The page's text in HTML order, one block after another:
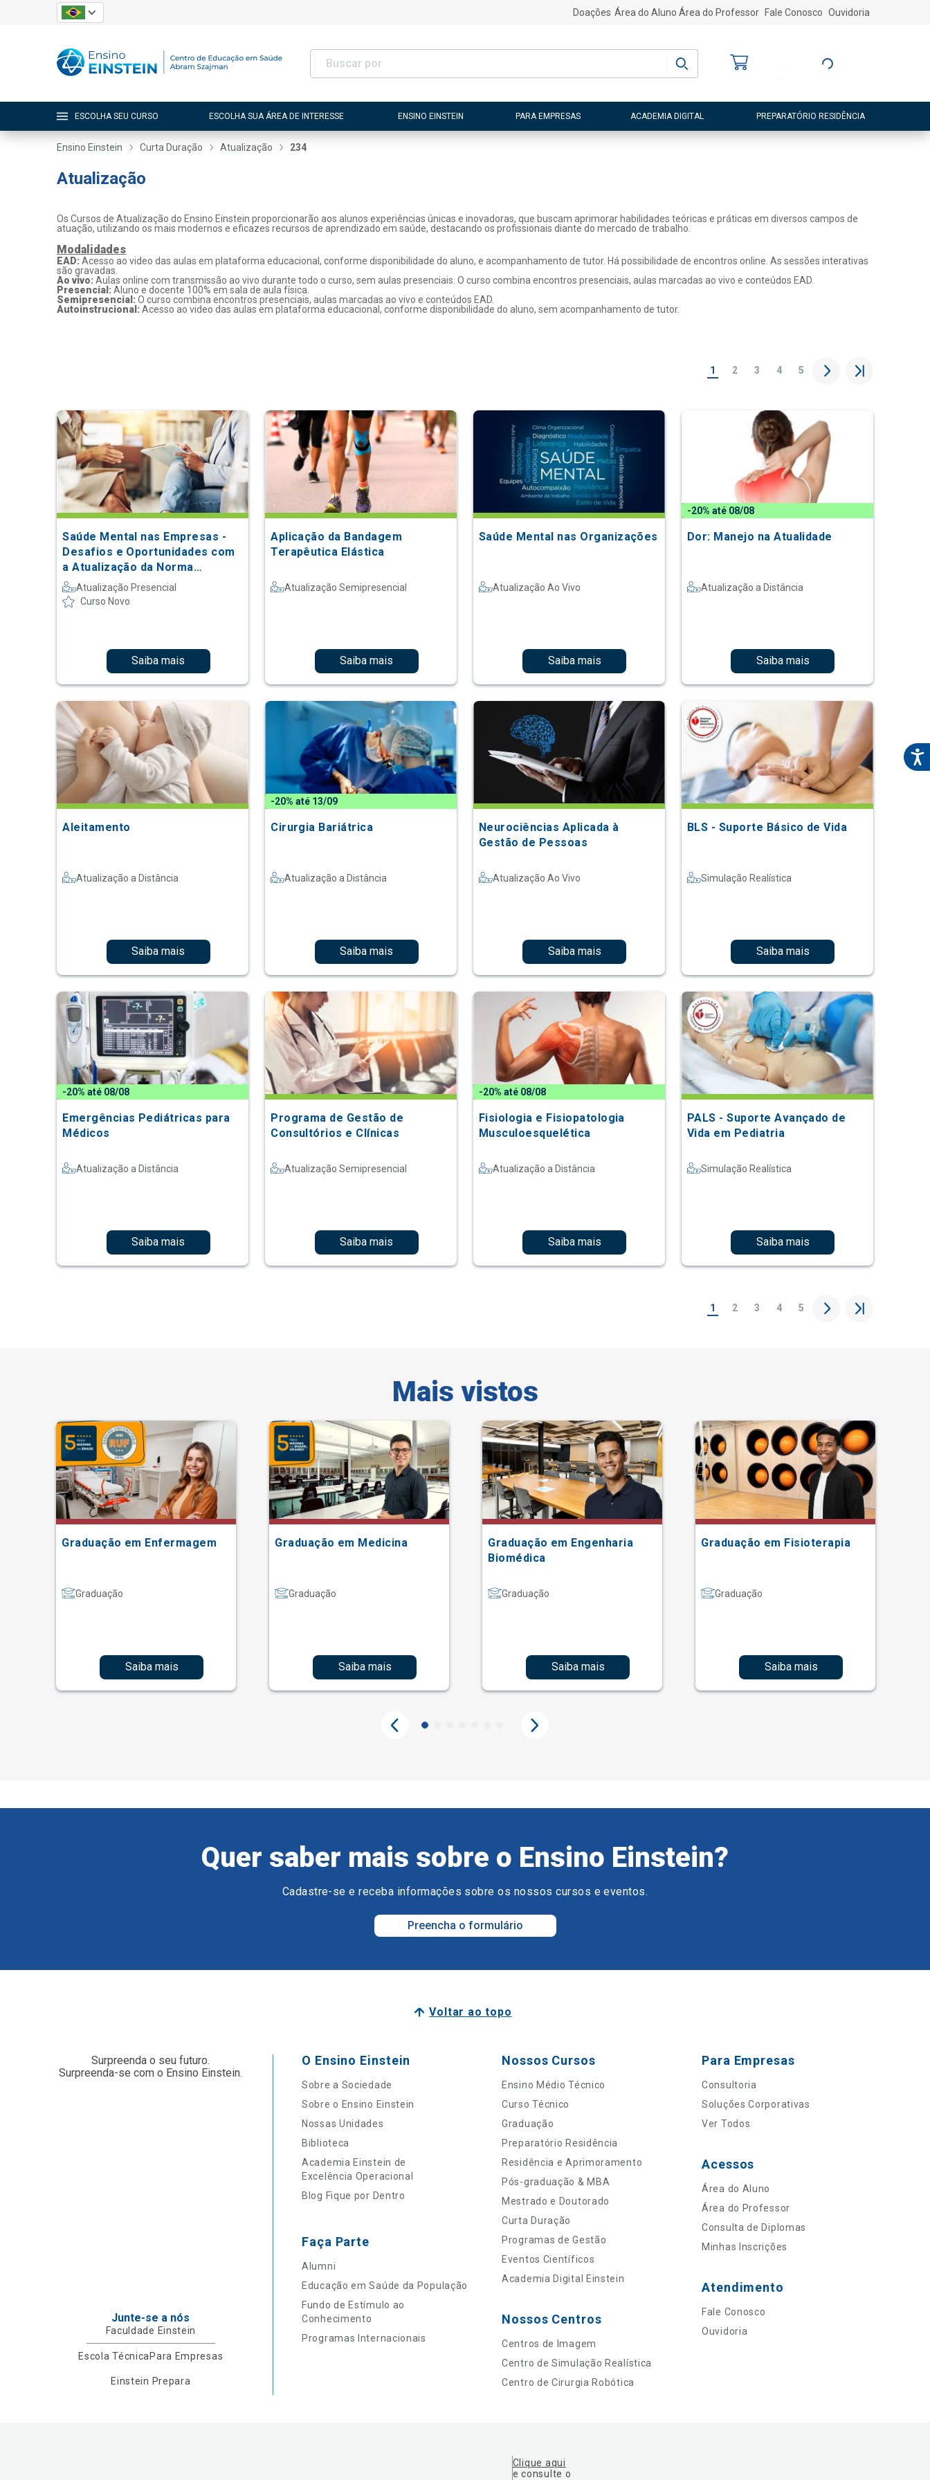
Doações Área do Aluno Área do Professor Fale Conosco Ouvidoria
Entre ou Cadastre-
ESCOLHA SEU CURSO ESCOLHA SUA ÁREA DE INTERESSE ENSINO EINSTEIN PARA EMPRESAS ACADEMIA DIGITAL PREPARATÓRIO RESIDÊNCIA
Ensino Einstein Curta Duração Atualização 234
Atualização
Os Cursos de Atualização do Ensino Einstein proporcionarão aos alunos experiências únicas e inovadoras, que buscam aprimorar habilidades teóricas e práticas em diversos campos de
atuação, utilizando os mais modernos e eficazes recursos de aprendizado em saúde, destacando os profissionais diante do mercado de trabalho.
Modalidades
EAD:Acesso ao video das aulas em plataforma educacional, conforme disponibilidade do aluno, e acompanhamento de tutor. Há possibilidade de encontros online. As sessões interativas
são gravadas.
Ao vivo: Aulas online com transmissão ao vivo durante todo o curso, sem aulas presenciais. O curso combina encontros presenciais, aulas marcadas ao vivo e conteúdos EAD.
Presencial:Aluno e docente 100% em sala de aula física.
Semipresencial:O curso combina encontros presenciais, aulas marcadas ao vivo e conteúdos EAD.
Autoinstrucional:Acesso ao video das aulas em plataforma educacional, conforme disponibilidade do aluno, sem acompanhamento de tutor.
1 2 3 4 5
Saúde Mental nas Empresas -
Desafios e Oportunidades com
a Atualização da Norma
Regulamentadora 1: da Teoria à
Prática
Atualização Presencial
Curso Novo
Saiba mais
Aplicação da Bandagem
Terapêutica Elástica
Atualização Semipresencial
Saiba mais
Saúde Mental nas Organizações
Atualização Ao Vivo
Saiba mais
-20% até 08/08
Dor: Manejo na Atualidade
Atualização a Distância
Saiba mais
Aleitamento
Atualização a Distância
Saiba mais
-20% até 13/09
Cirurgia Bariátrica
Atualização a Distância
Saiba mais
Neurociências Aplicada à
Gestão de Pessoas
Atualização Ao Vivo
Saiba mais
BLS - Suporte Básico de Vida
Simulação Realística
Saiba mais
-20% até 08/08
Emergências Pediátricas para
Médicos
Atualização a Distância
Saiba mais
Programa de Gestão de
Consultórios e Clínicas
Atualização Semipresencial
Saiba mais
-20% até 08/08
Fisiologia e Fisiopatologia
Musculoesquelética
Atualização a Distância
Saiba mais
PALS - Suporte Avançado de
Vida em Pediatria
Simulação Realística
Saiba mais
1 2 3 4 5
Mais vistos
Graduação em Enfermagem
Graduação
Saiba mais
Graduação em Medicina
Graduação
Saiba mais
Graduação em Engenharia
Biomédica
Graduação
Saiba mais
Graduação em Fisioterapia
Graduação
Saiba mais
Quer saber mais sobre o Ensino Einstein?
Cadastre-se e receba informações sobre os nossos cursos e eventos.
Preencha o formulário
Voltar ao topo
Surpreenda o seu futuro.
Surpreenda-se com o Ensino Einstein.
Junte-se a nós
Faculdade Einstein
Escola TécnicaPara Empresas
Einstein Prepara
O Ensino Einstein
Sobre a Sociedade
Sobre o Ensino Einstein
Nossas Unidades
Biblioteca
Academia Einstein de
Excelência Operacional
Blog Fique por Dentro
Faça Parte
Alumni
Educação em Saúde da População
Fundo de Estímulo ao
Conhecimento
Programas Internacionais
Nossos Cursos
Ensino Médio Técnico
Curso Técnico
Graduação
Preparatório Residência
Residência e Aprimoramento
Pós-graduação & MBA
Mestrado e Doutorado
Curta Duração
Programas de Gestão
Eventos Científicos
Academia Digital Einstein
Nossos Centros
Centros de Imagem
Centro de Simulação Realística
Centro de Cirurgia Robótica
Para Empresas
Consultoria
Soluções Corporativas
Ver Todos
Acessos
Área do Aluno
Área do Professor
Consulta de Diplomas
Minhas Inscrições
Atendimento
Fale Conosco
Ouvidoria
Clique aqui
e consulte o